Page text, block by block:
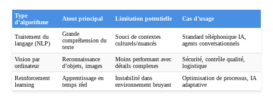
Type
d’algorithme
Atout principal Limitation potentielle Cas d’usage
Traitement du
langage (NLP)
Grande
compréhension du
texte
Souci de contextes
culturels/nuancés
Standard téléphonique IA,
agents conversationnels
Vision par
ordinateur
Reconnaissance
d’objets, images
Moins performant avec
détails complexes
Sécurité, contrôle qualité,
logistique
Reinforcement
learning
Apprentissage en
temps réel
Instabilité dans
environnement bruyant
Optimisation de processus, IA
adaptative